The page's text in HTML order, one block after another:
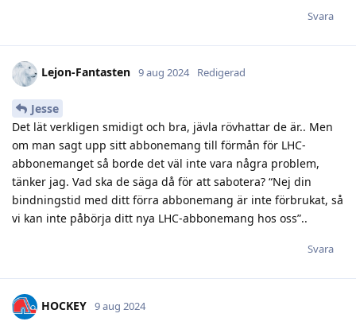
Svara
Lejon-Fantasten 9 aug 2024 Redigerad
Jesse
Det lät verkligen smidigt och bra, jävla rövhattar de är.. Men
om man sagt upp sitt abbonemang till förmån för LHC-
abbonemanget så borde det väl inte vara några problem,
tänker jag. Vad ska de säga då för att sabotera? “Nej din
bindningstid med ditt förra abbonemang är inte förbrukat, så
vi kan inte påbörja ditt nya LHC-abbonemang hos oss”..
Svara
HOCKEY 9 aug 2024